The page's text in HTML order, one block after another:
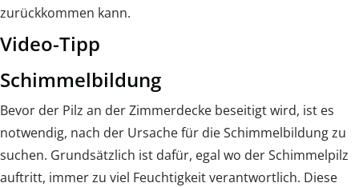
zurückkommen kann.
Video-Tipp
Schimmelbildung
Bevor der Pilz an der Zimmerdecke beseitigt wird, ist es
notwendig, nach der Ursache für die Schimmelbildung zu
suchen. Grundsätzlich ist dafür, egal wo der Schimmelpilz
auftritt, immer zu viel Feuchtigkeit verantwortlich. Diese